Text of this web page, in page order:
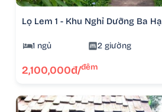
Lọ Lem 1 - Khu Nghỉ Dưỡng Ba
1 ngủ 2 giường
2,100,000đ/đêm